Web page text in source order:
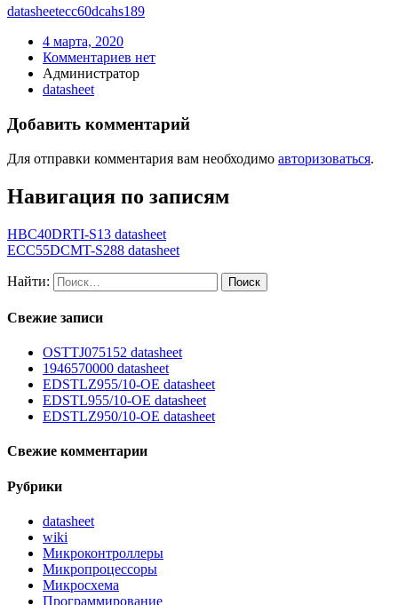
datasheetecc60dcahs189
4 марта, 2020
Комментариев нет
Администратор
datasheet
Добавить комментарий
Для отправки комментария вам необходимо авторизоваться.
Навигация по записям
HBC40DRTI-S13 datasheet
ECC55DCMT-S288 datasheet
Найти:
Свежие записи
OSTTJ075152 datasheet
1946570000 datasheet
EDSTLZ955/10-OE datasheet
EDSTL955/10-OE datasheet
EDSTLZ950/10-OE datasheet
Свежие комментарии
Рубрики
datasheet
wiki
Микроконтроллеры
Микропроцессоры
Микросхема
Программирование